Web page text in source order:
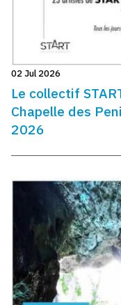
02 Jul 2026
Le collectif
Chapelle des
2026